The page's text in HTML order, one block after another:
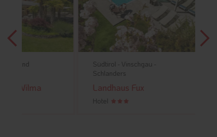
Vinschgau -
Schlanders
Landhaus Fux